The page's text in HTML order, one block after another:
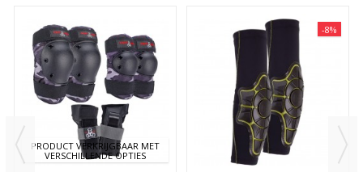
PRODUCT VERKRIJGBAAR MET
VERSCHILLENDE OPTIES
-8%